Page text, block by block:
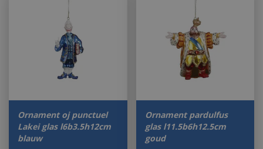
Ornament oj punctuel
Lakei glas l6b3.5h12cm
blauw
Ornament pardulfus
glas l11.5b6h12.5cm
goud